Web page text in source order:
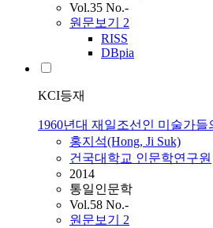
Vol.35 No.-
원문보기 2
RISS
DBpia
KCI등재
1960년대 재일조선인 미술가들
홍지석(Hong, Ji Suk)
건국대학교 인문학연구원
2014
통일인문학
Vol.58 No.-
원문보기 2